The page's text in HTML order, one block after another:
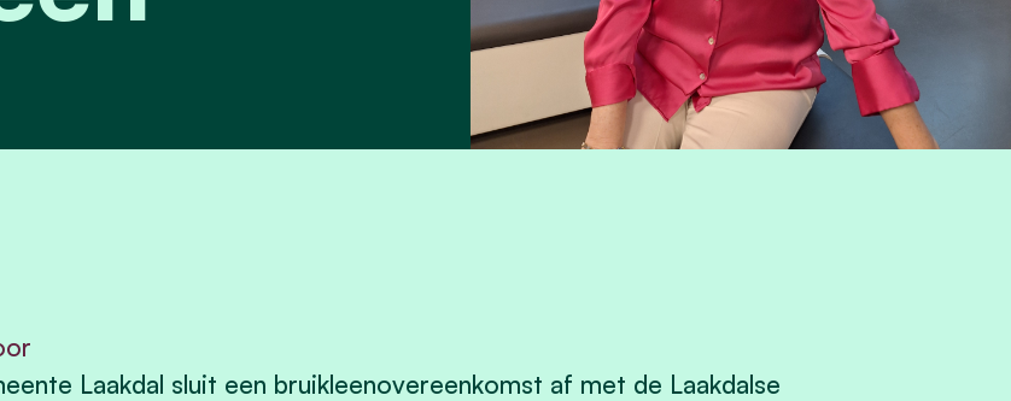
Laakdal sluit een bruikleenovereenkomst af met de Laakdalse